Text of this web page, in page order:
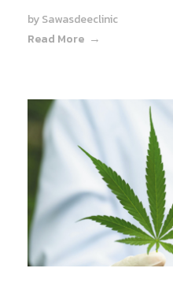
bySawasdeeclinic
Read More